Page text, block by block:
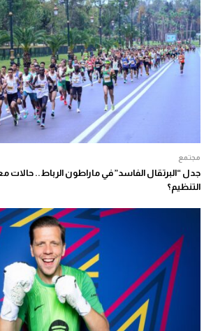
مجتمع
جدل “البرتقال الفاسد” في ماراطون الرباط.. حالات
التنظيم؟